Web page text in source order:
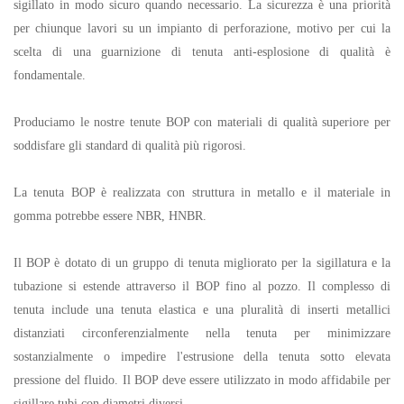
sigillato in modo sicuro quando necessario. La sicurezza è una priorità
per chiunque lavori su un impianto di perforazione, motivo per cui la
scelta di una guarnizione di tenuta anti-esplosione di qualità è
fondamentale.
Produciamo le nostre tenute BOP con materiali di qualità superiore per
soddisfare gli standard di qualità più rigorosi.
La tenuta BOP è realizzata con struttura in metallo e il materiale in
gomma potrebbe essere NBR, HNBR.
Il BOP è dotato di un gruppo di tenuta migliorato per la sigillatura e la
tubazione si estende attraverso il BOP fino al pozzo. Il complesso di
tenuta include una tenuta elastica e una pluralità di inserti metallici
distanziati circonferenzialmente nella tenuta per minimizzare
sostanzialmente o impedire l'estrusione della tenuta sotto elevata
pressione del fluido. Il BOP deve essere utilizzato in modo affidabile per